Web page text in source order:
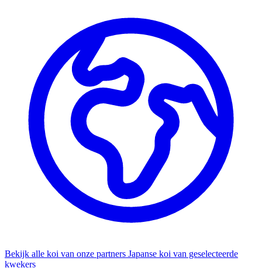
Bekijk alle koi van onze partners Japanse koi van geselecteerde
kwekers